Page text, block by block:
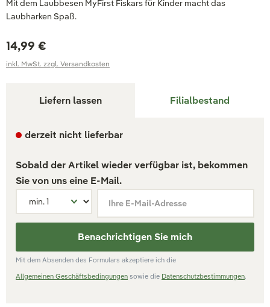
Mit dem Laubbesen MyFirst Fiskars für Kinder macht das
Laubharken Spaß.
14,99 €
inkl. MwSt. zzgl. Versandkosten
Liefern lassen Filialbestand
derzeit nicht lieferbar
Sobald der Artikel wieder verfügbar ist, bekommen
Sie von uns eine E-Mail.
Ihre E-Mail-Adresse
Benachrichtigen Sie mich
Mit dem Absenden des Formulars akzeptiere ich die
Allgemeinen Geschäftsbedingungen sowie die Datenschutzbestimmungen.